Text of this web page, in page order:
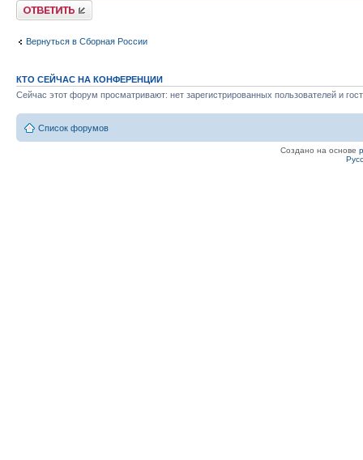
Ответить
Вернуться в Сборная России
КТО СЕЙЧАС НА КОНФЕРЕНЦИИ
Сейчас этот форум просматривают: нет зарегистрированных пользователей и
Список форумов
Создано на основе